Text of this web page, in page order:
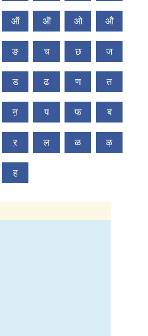
ऑ ऒ ओ औ
ङ च छ ज
ड ढ ण त
ऩ प फ ब
ऱ ल ळ ऴ
ह